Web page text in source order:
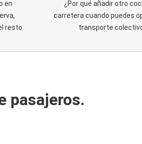
en
resto.
¿Por qué añadir otro
carretera cuando puedes
transporte
pasajeros.